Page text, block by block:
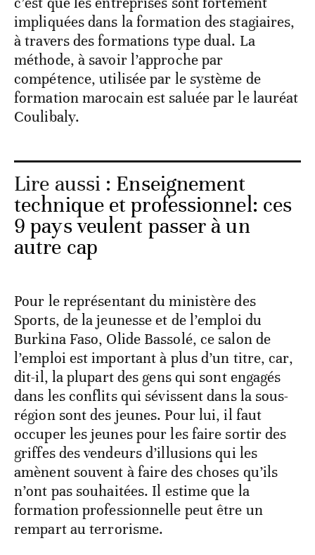
impliquées dans la formation des stagiaires,
à travers des formations type dual. La
méthode, à savoir l’approche par
compétence, utilisée par le système de
formation marocain est saluée par le lauréat
Coulibaly.
Lire aussi : Enseignement
technique et professionnel: ces
9 pays veulent passer à un
autre cap
Pour le représentant du ministère des
Sports, de la jeunesse et de l’emploi du
Burkina Faso, Olide Bassolé, ce salon de
l’emploi est important à plus d’un titre, car,
dit-il, la plupart des gens qui sont engagés
dans les conflits qui sévissent dans la sous-
région sont des jeunes. Pour lui, il faut
occuper les jeunes pour les faire sortir des
griffes des vendeurs d’illusions qui les
amènent souvent à faire des choses qu’ils
n’ont pas souhaitées. Il estime que la
formation professionnelle peut être un
rempart au terrorisme.